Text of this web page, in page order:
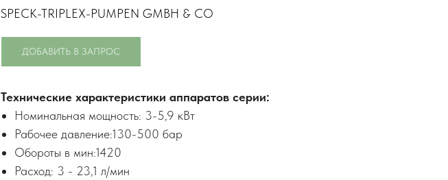
SPECK-TRIPLEX-PUMPEN GMBH & CO
ДОБАВИТЬ В ЗАПРОС
Технические характеристики аппаратов серии:
Номинальная мощность: 3-5,9 кВт
Рабочее давление:130-500 бар
Обороты в мин:1420
Расход: 3 - 23,1 л/мин